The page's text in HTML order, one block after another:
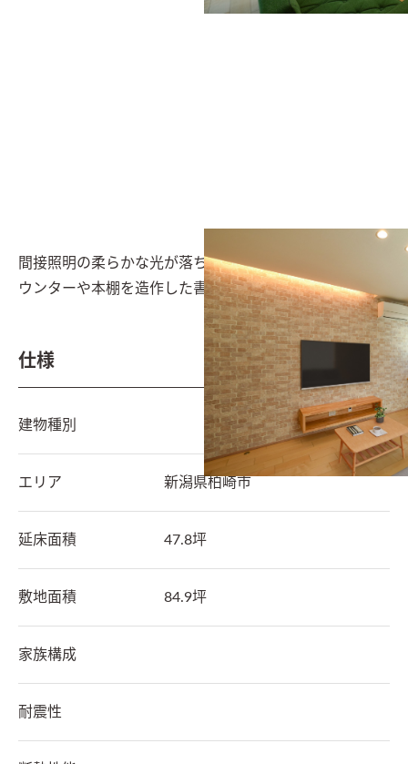
間接照明の柔らかな光が落ち着きのある空間を演出。カ
ウンターや本棚を造作した書斎コーナーを設置
仕様
建物種別
エリア 新潟県柏崎市
延床面積 47.8坪
敷地面積 84.9坪
家族構成
耐震性